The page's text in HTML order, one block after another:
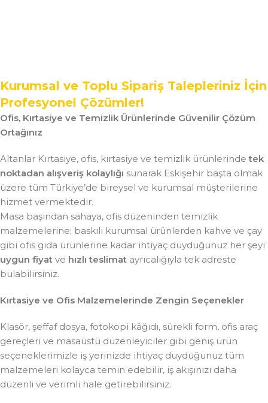
Kurumsal ve Toplu Sipariş Talepleriniz İçin
Profesyonel Çözümler!
Ofis, Kırtasiye ve Temizlik Ürünlerinde Güvenilir Çözüm
Ortağınız
Altanlar Kırtasiye, ofis, kırtasiye ve temizlik ürünlerindetek
noktadan alışveriş kolaylığı sunarak Eskişehir başta olmak
üzere tüm Türkiye’de bireysel ve kurumsal müşterilerine
hizmet vermektedir.
Masa başından sahaya, ofis düzeninden temizlik
malzemelerine; baskılı kurumsal ürünlerden kahve ve çay
gibi ofis gıda ürünlerine kadar ihtiyaç duyduğunuz her şeyi
uygun fiyat ve hızlı teslimat ayrıcalığıyla tek adreste
bulabilirsiniz.
Kırtasiye ve Ofis Malzemelerinde Zengin Seçenekler
Klasör, şeffaf dosya, fotokopi kâğıdı, sürekli form, ofis araç
gereçleri ve masaüstü düzenleyiciler gibi geniş ürün
seçeneklerimizle iş yerinizde ihtiyaç duyduğunuz tüm
malzemeleri kolayca temin edebilir, iş akışınızı daha
düzenli ve verimli hale getirebilirsiniz.